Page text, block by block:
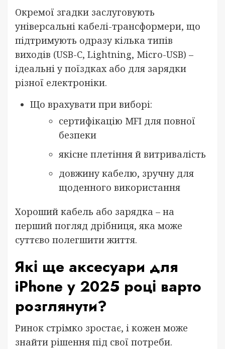
Окремої згадки заслуговують
універсальні кабелі-трансформери, що
підтримують одразу кілька типів
виходів (USB-C, Lightning, Micro-USB) –
ідеальні у поїздках або для зарядки
різної електроніки.
Що врахувати при виборі:
сертифікацію MFI для повної
безпеки
якісне плетіння й витривалість
довжину кабелю, зручну для
щоденного використання
Хороший кабель або зарядка – на
перший погляд дрібниця, яка може
суттєво полегшити життя.
Які ще аксесуари для
iPhone у 2025 році варто
розглянути?
Ринок стрімко зростає, і кожен може
знайти рішення під свої потреби.